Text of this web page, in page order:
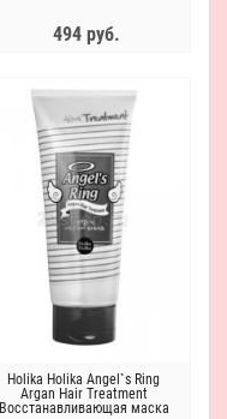
494 руб.
Holika Holika Angel`s Ring
Argan Hair Treatment
Восстанавливающая маска